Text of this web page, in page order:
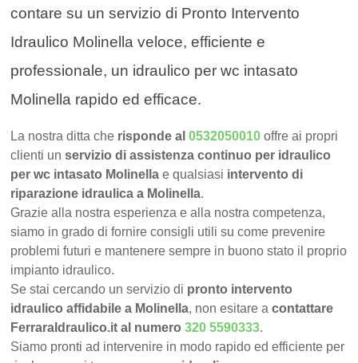
contare su un servizio di Pronto Intervento
Idraulico Molinella veloce, efficiente e
professionale, un idraulico per wc intasato
Molinella rapido ed efficace.
La nostra ditta che risponde al0532050010 offre ai propri
clienti unservizio di assistenza continuo per idraulico
per wc intasato Molinella e qualsiasi intervento di
riparazione idraulica a Molinella.
Grazie alla nostra esperienza e alla nostra competenza,
siamo in grado di fornire consigli utili su come prevenire
problemi futuri e mantenere sempre in buono stato il proprio
impianto idraulico.
Se stai cercando un servizio di pronto intervento
idraulico affidabile a Molinella, non esitare acontattare
FerraraIdraulico.it al numero320 5590333.
Siamo pronti ad intervenire in modo rapido ed efficiente per